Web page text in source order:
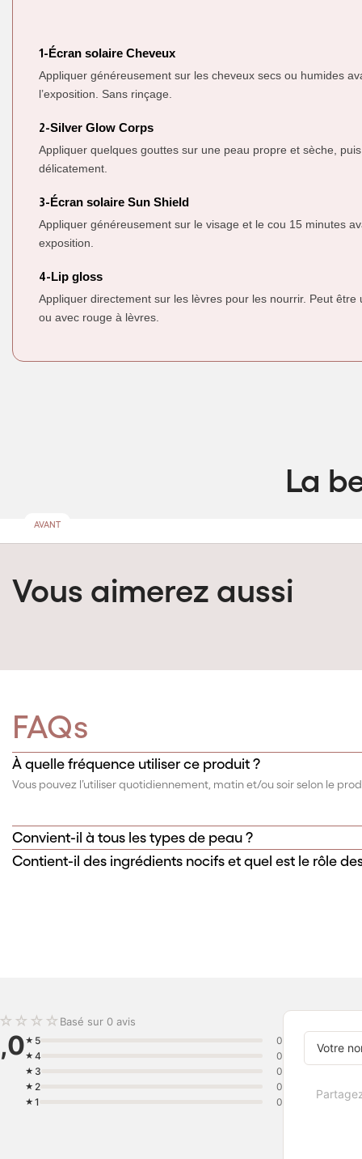
1-Écran solaire Cheveux
Appliquer généreusement sur les cheveux secs ou humides
l’exposition. Sans rinçage.
2-Silver Glow Corps
Appliquer quelques gouttes sur une peau propre et sèche,
délicatement.
3-Écran solaire Sun Shield
Appliquer généreusement sur le visage et le cou 15 minutes
exposition.
4-Lip gloss
Appliquer directement sur les lèvres pour les nourrir. Peut être
ou avec rouge à lèvres.
La
Vous aimerez aussi
FAQs
À quelle fréquence utiliser ce produit ?
Vous pouvez l’utiliser quotidiennement, matin et/ou soir selon le
Convient-il à tous les types de peau ?
Contient-il des ingrédients nocifs et quel est le rôle
☆ ☆ ☆ Basé sur 0 avis
5
0
4
0
3
0
2
0
1
0